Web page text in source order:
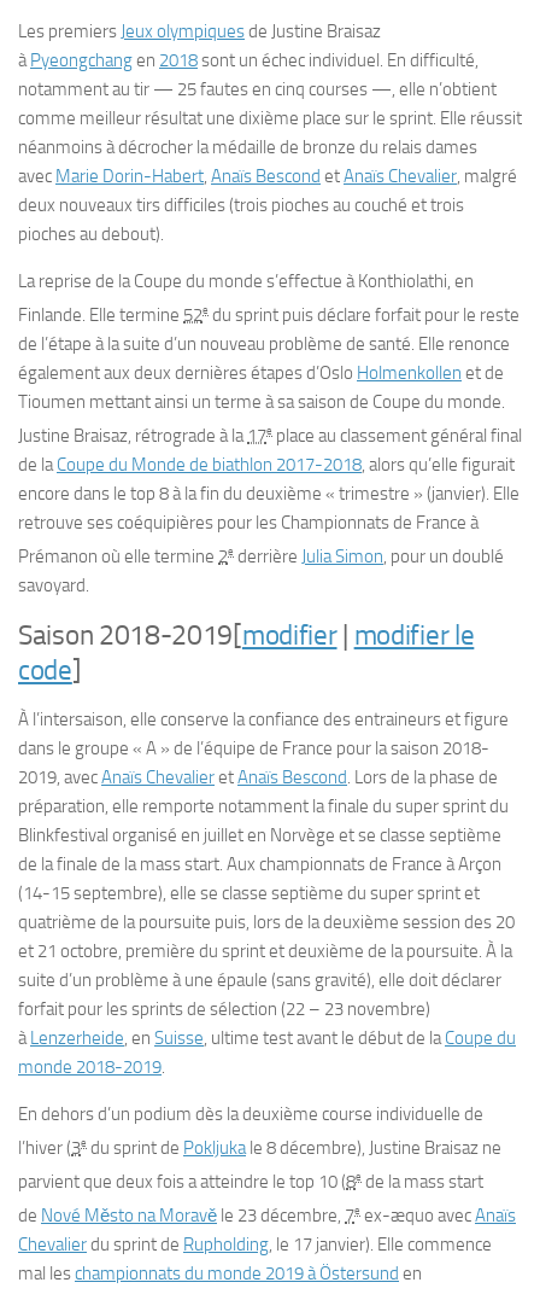
Les premiers Jeux olympiquesde Justine Braisaz
àPyeongchangen 2018sont un échec individuel. En difficulté,
notamment au tir — 25 fautes en cinq courses —, elle n’obtient
comme meilleur résultat une dixième place sur le sprint. Elle réussit
néanmoins à décrocher la médaille de bronze du relais dames
avec Marie Dorin-Habert, Anaïs Bescond etAnaïs Chevalier, malgré
deux nouveaux tirs difficiles (trois pioches au couché et trois
pioches au debout).
La reprise de la Coupe du monde s’effectue à Konthiolathi, en
Finlande. Elle termine 52e du sprint puis déclare forfait pour le reste
de l’étape à la suite d’un nouveau problème de santé. Elle renonce
également aux deux dernières étapes d’Oslo Holmenkollen et de
Tioumen mettant ainsi un terme à sa saison de Coupe du monde.
Justine Braisaz, rétrograde à la 17e place au classement général final
de laCoupe du Monde de biathlon 2017-2018, alors qu’elle figurait
encore dans le top 8 à la fin du deuxième « trimestre » (janvier). Elle
retrouve ses coéquipières pour les Championnats de France à
Prémanon où elle termine 2e derrière Julia Simon, pour un doublé
savoyard.
Saison 2018-2019[modifier| modifier le
code]
À l’intersaison, elle conserve la confiance des entraineurs et figure
dans le groupe « A » de l’équipe de France pour la saison 2018-
2019, avecAnaïs ChevalieretAnaïs Bescond. Lors de la phase de
préparation, elle remporte notamment la finale du super sprint du
Blinkfestival organisé en juillet en Norvège et se classe septième
de la finale de la mass start. Aux championnats de France à Arçon
(14-15 septembre), elle se classe septième du super sprint et
quatrième de la poursuite puis, lors de la deuxième session des 20
et 21 octobre, première du sprint et deuxième de la poursuite. À la
suite d’un problème à une épaule (sans gravité), elle doit déclarer
forfait pour les sprints de sélection (22 – 23 novembre)
àLenzerheide, en Suisse, ultime test avant le début de laCoupe du
monde 2018-2019.
En dehors d’un podium dès la deuxième course individuelle de
l’hiver (3e du sprint de Pokljukale 8 décembre), Justine Braisaz ne
parvient que deux fois a atteindre le top 10 (8e de la mass start
de Nové Město na Moravě le 23 décembre, 7e ex-æquo avecAnaïs
Chevalierdu sprint de Rupholding, le 17 janvier). Elle commence
mal leschampionnats du monde 2019 à Östersund en